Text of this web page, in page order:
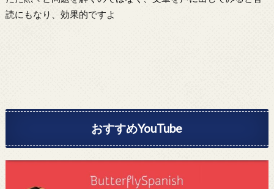
読にもなり、効果的ですよ
おすすめYouTube